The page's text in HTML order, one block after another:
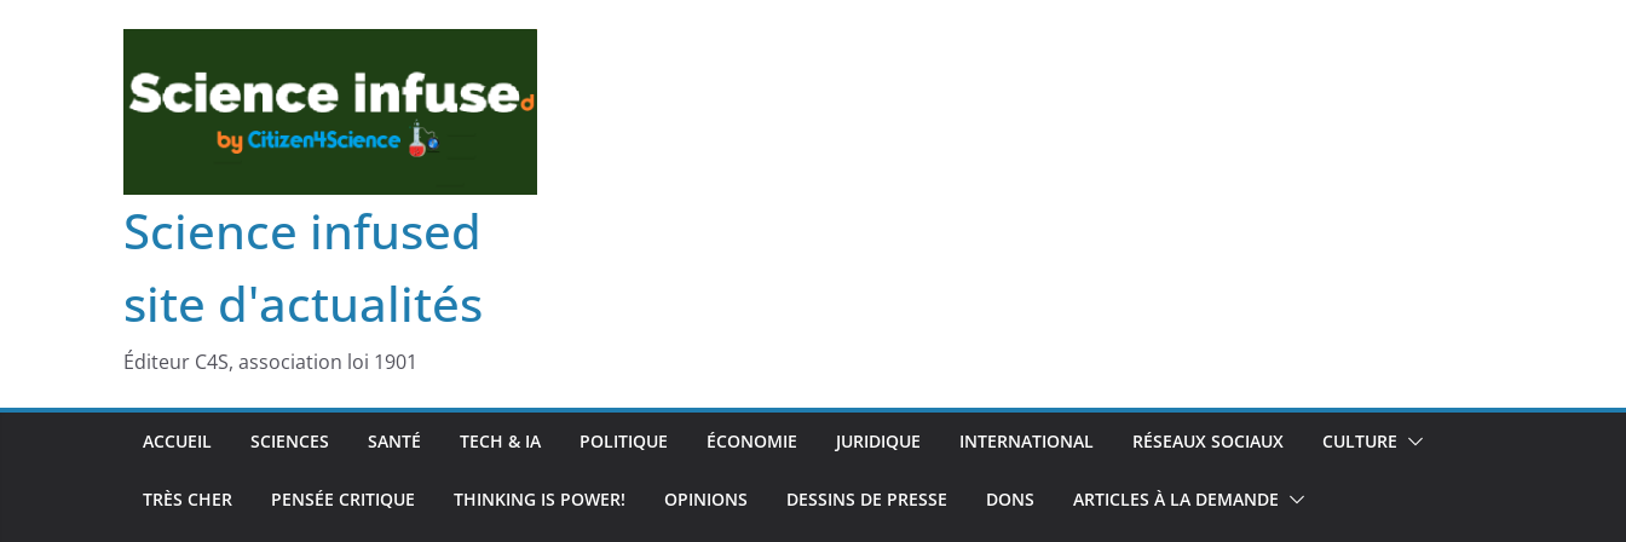
Science infused
site d'actualités
Éditeur C4S, association loi 1901
ACCUEIL SCIENCES SANTÉ TECH & IA POLITIQUE ÉCONOMIE JURIDIQUE INTERNATIONAL RÉSEAUX SOCIAUX CULTURE
TRÈS CHER PENSÉE CRITIQUE THINKING IS POWER! OPINIONS DESSINS DE PRESSE DONS ARTICLES À LA DEMANDE